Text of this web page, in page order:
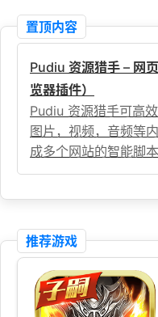
置顶内容
Pudiu 资源猎手 – 网
览器插件）
Pudiu 资源猎手可高
图片，视频，音频等
成多个网站的智能脚
推荐游戏